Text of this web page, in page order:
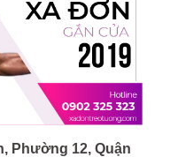
Phường 12, Quận